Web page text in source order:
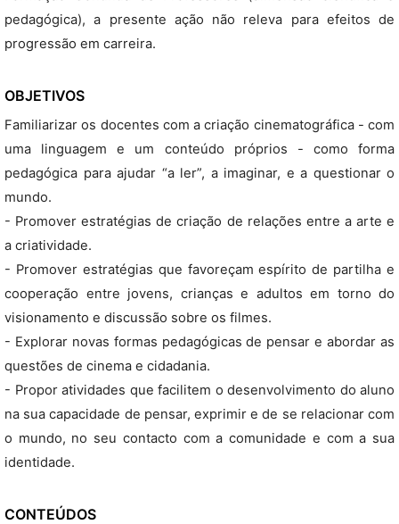
pedagógica), a presente ação não releva para efeitos de
progressão em carreira.
OBJETIVOS
Familiarizar os docentes com a criação cinematográfica - com
uma linguagem e um conteúdo próprios - como forma
pedagógica para ajudar “a ler”, a imaginar, e a questionar o
mundo.
- Promover estratégias de criação de relações entre a arte e
a criatividade.
- Promover estratégias que favoreçam espírito de partilha e
cooperação entre jovens, crianças e adultos em torno do
visionamento e discussão sobre os filmes.
- Explorar novas formas pedagógicas de pensar e abordar as
questões de cinema e cidadania.
- Propor atividades que facilitem o desenvolvimento do aluno
na sua capacidade de pensar, exprimir e de se relacionar com
o mundo, no seu contacto com a comunidade e com a sua
identidade.
CONTEÚDOS